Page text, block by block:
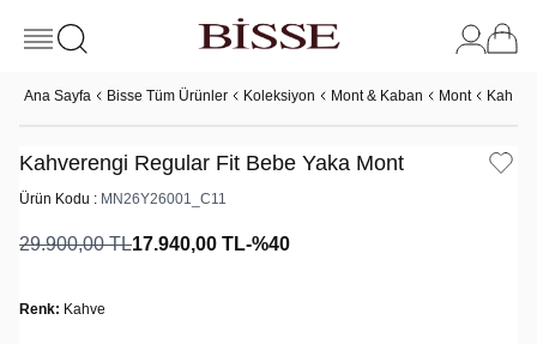
Ana Sayfa Bisse Tüm Ürünler Koleksiyon Mont & Kaban Mont
Kahverengi Regular Fit Bebe Yaka Mont
Ürün Kodu : MN26Y26001_C11
29.900,00TL17.940,00 TL-%40
Renk: Kahve